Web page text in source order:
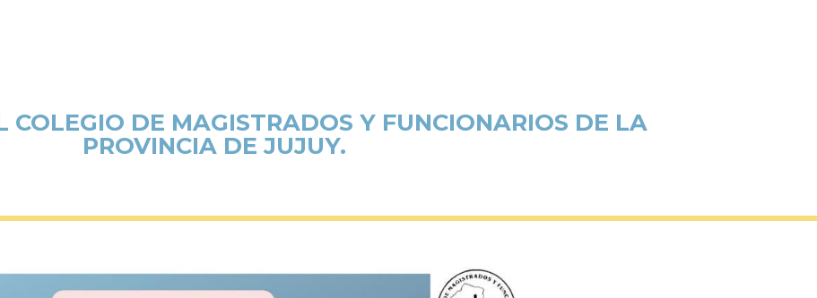
COLEGIO DE MAGISTRADOS Y FUNCIONARIOS DE LA
PROVINCIA DE JUJUY.